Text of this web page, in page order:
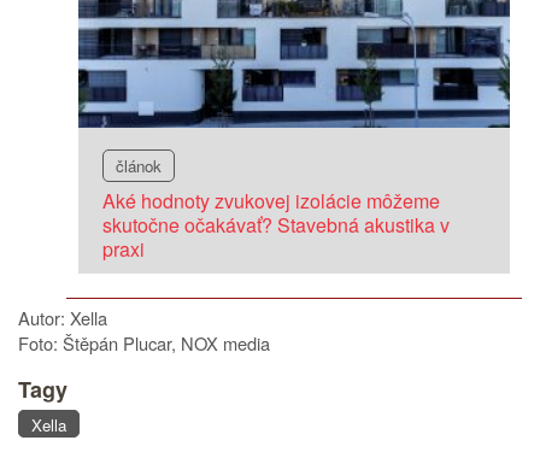
článok
Aké hodnoty zvukovej izolácie môžeme
skutočne očakávať? Stavebná akustika v
praxi
Autor: Xella
Foto: Štěpán Plucar, NOX media
Tagy
Xella